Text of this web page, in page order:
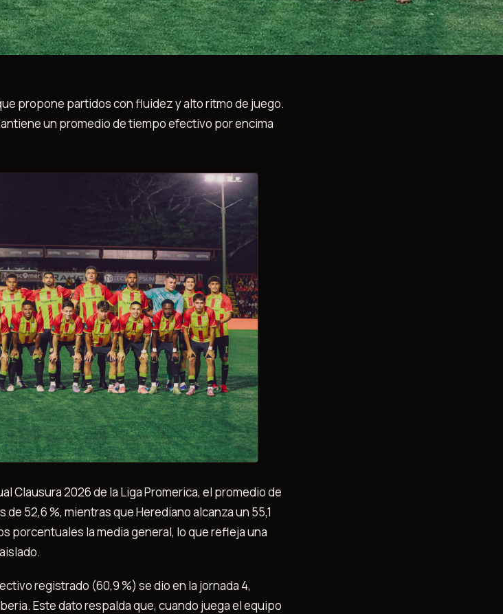
propone partidos con fluidez y alto ritmo de juego.
un promedio de tiempo efectivo por encima
Clausura 2026 de la Liga Promerica, el promedio de
52,6 %, mientras que Herediano alcanza un 55,1
porcentuales la media general, lo que refleja una
registrado (60,9 %) se dio en la jornada 4,
Este dato respalda que, cuando juega el equipo